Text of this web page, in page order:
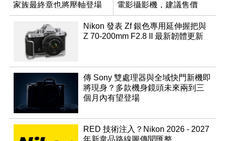
家族最終章也將壓軸登場
電影攝影機，建議售價
NT$144,980
Nikon 發表 Zf 銀色專用延伸握把與
Z 70-200mm F2.8 II 最新韌體更新
傳 Sony 雙處理器與全域快門新機即
將現身？多款機身鏡頭未來兩到三
個月內有望登場
RED 技術注入？Nikon 2026 - 2027